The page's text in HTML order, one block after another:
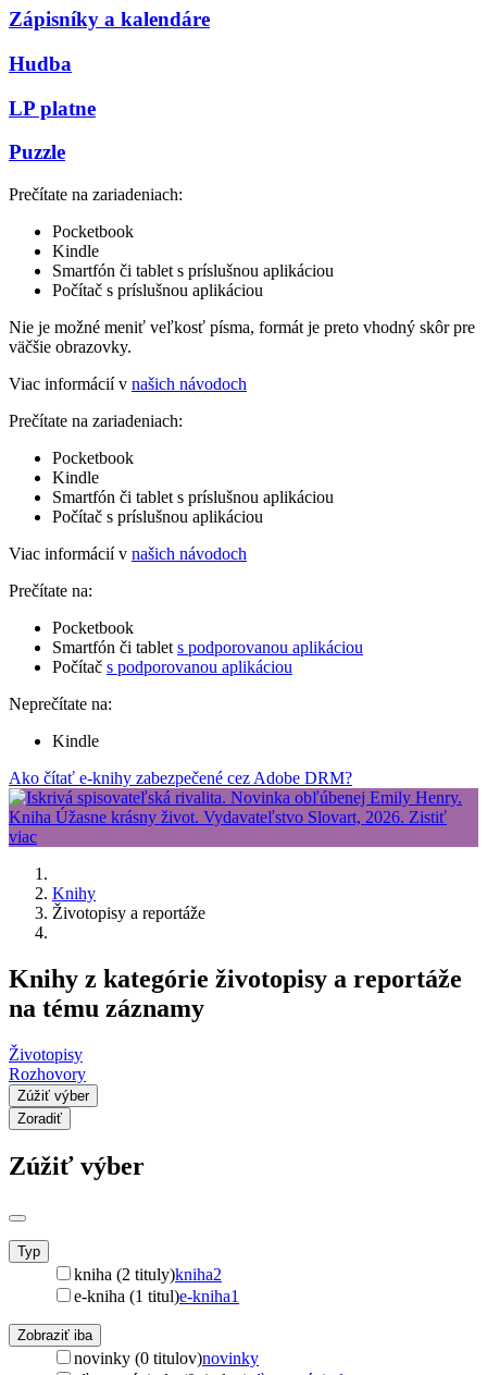
Zápisníky a kalendáre
Hudba
LP platne
Puzzle
Prečítate na zariadeniach:
Pocketbook
Kindle
Smartfón či tablet s príslušnou aplikáciou
Počítač s príslušnou aplikáciou
Nie je možné meniť veľkosť písma, formát je preto vhodný skôr pre
väčšie obrazovky.
Viac informácií v našich návodoch
Prečítate na zariadeniach:
Pocketbook
Kindle
Smartfón či tablet s príslušnou aplikáciou
Počítač s príslušnou aplikáciou
Viac informácií v našich návodoch
Prečítate na:
Pocketbook
Smartfón či tablet s podporovanou aplikáciou
Počítač s podporovanou aplikáciou
Neprečítate na:
Kindle
Ako čítať e-knihy zabezpečené cez Adobe DRM?
Knihy
Životopisy a reportáže
Knihy z kategórie životopisy a reportáže
na tému záznamy
Životopisy
Rozhovory
Zúžiť výber
Zoradiť
Zúžiť výber
Typ
kniha (2 tituly)kniha2
e-kniha (1 titul)e-kniha1
Zobraziť iba
novinky (0 titulov)novinky